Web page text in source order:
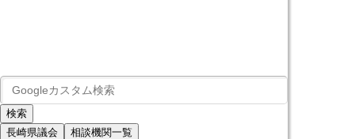
長崎県議会 相談機関一覧